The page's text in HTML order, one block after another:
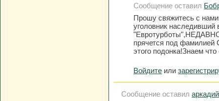
Сообщение оставил
Прошу свяжитесь с
уголовник
прячется под фамилией
этого подонка!Знаем
Войдите или
Сообщение оставиларкадий